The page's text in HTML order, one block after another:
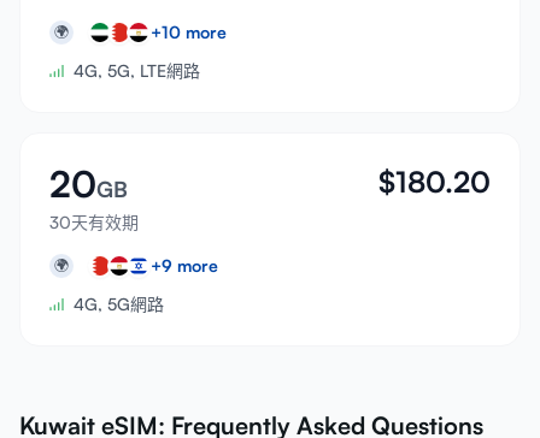
🌍 +10 more
4G, 5G, LTE網路
20GB
30天有效期
$180.20
🌍 +9 more
4G, 5G網路
Kuwait eSIM: Frequently Asked Questions